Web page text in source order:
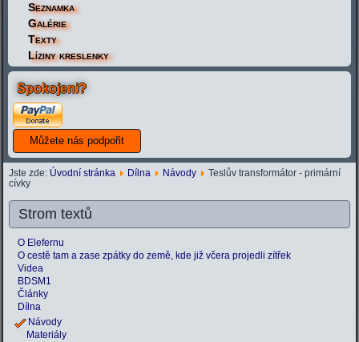
Seznamka
Galérie
Texty
Líziny kreslenky
Spokojeni?
Jste zde: Úvodní stránka Dílna Návody
Teslův transformátor - primární
cívky
Strom textů
O Elefernu
O cestě tam a zase zpátky do země, kde již včera projedli zítřek
Videa
BDSM1
Články
Dílna
Návody
Materiály